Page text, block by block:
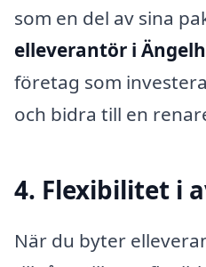
som en del av sina
elleverantör i
företag som
och bidra till en
4. Flexibilitet i
När du byter